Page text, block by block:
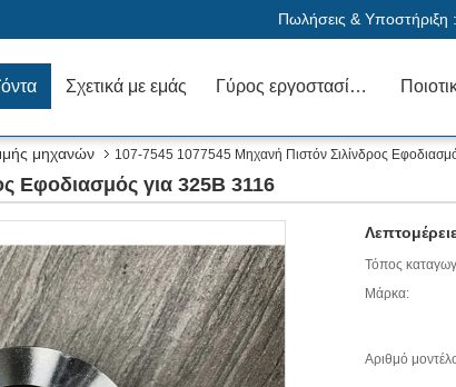
Πωλήσεις & Υποστήριξη :
Σχετικά με εμάς Γύρος εργοστασίων
μηχανών 107-7545 1077545 Μηχανή Πιστόν Σιλίνδρος
Εφοδιασμός για 325B 3116
Τόπος
Μάρκα:
Αριθμό